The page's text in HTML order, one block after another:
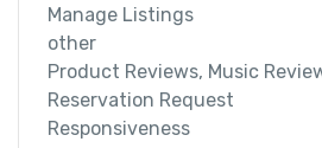
Manage Listings
other
Product Reviews, Music
Reservation Request
Responsiveness